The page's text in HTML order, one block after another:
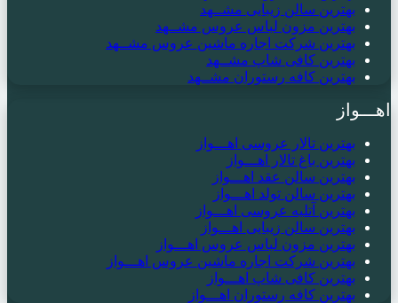
بهترین سالن زیبایی مشــهد
بهترین مزون لباس عروس مشــهد
بهترین شرکت اجاره ماشین عروس مشــهد
بهترین کافی شاپ مشــهد
بهترین کافه رستوران مشــهد
اهـــواز
بهترین تالار عروسی اهـــواز
بهترین باغ تالار اهـــواز
بهترین سالن عقد اهـــواز
بهترین سالن تولد اهـــواز
بهترین آتلیه عروسی اهـــواز
بهترین سالن زیبایی اهـــواز
بهترین مزون لباس عروس اهـــواز
بهترین شرکت اجاره ماشین عروس اهـــواز
بهترین کافی شاپ اهـــواز
بهترین کافه رستوران اهـــواز